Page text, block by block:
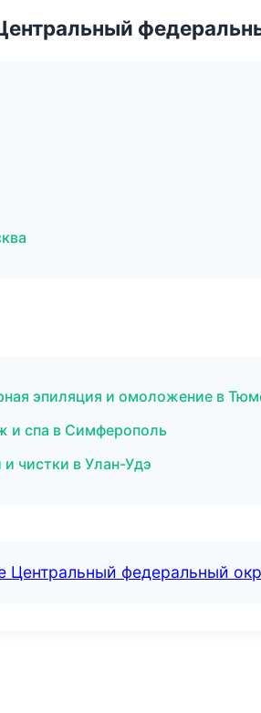
эпиляция и омоложение в
и спа в Симферополь
чистки в Улан-Удэ
Центральный федеральный